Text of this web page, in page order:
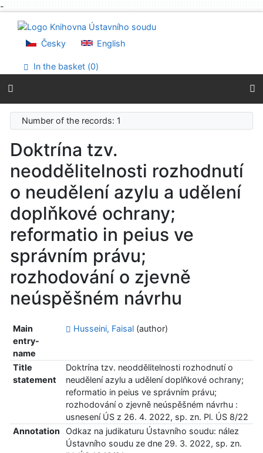
-
Go to menu
Accessibility declaration
Česky English
In the basket (0)
Number of the records: 1
Doktrína tzv.
neoddělitelnosti rozhodnutí
o neudělení azylu a udělení
doplňkové ochrany;
reformatio in peius ve
správním právu;
rozhodování o zjevně
neúspěšném návrhu
Main
entry-
name
Husseini, Faisal(author)
Title
statement
Doktrína tzv. neoddělitelnosti rozhodnutí o
neudělení azylu a udělení doplňkové ochrany;
reformatio in peius ve správním právu;
rozhodování o zjevně neúspěšném návrhu :
usnesení ÚS z 26. 4. 2022, sp. zn. Pl. ÚS 8/22
Annotation
Odkaz na judikaturu Ústavního soudu: nález
Ústavního soudu ze dne 29. 3. 2022, sp. zn.